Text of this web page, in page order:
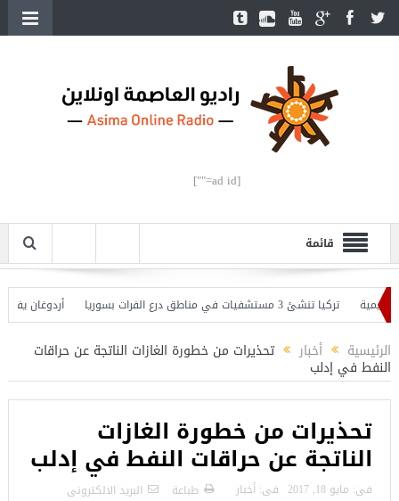
[ad id=""]
قائمة
تركيا تنشئ 3 مستشفيات في مناطق درع الفرات بسوريا
أردوغان يفتتح
الرئيسية أخبار تحذيرات من خطورة الغازات الناتجة عن حراقات
النفط في إدلب
تحذيرات من خطورة الغازات
الناتجة عن حراقات النفط في إدلب
فى: مايو 18, 2017 فى: أخبار طباعة البريد الالكترونى